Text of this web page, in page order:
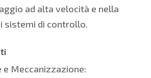
ad alta velocità e nella
sistemi di controllo.
Meccanizzazione: